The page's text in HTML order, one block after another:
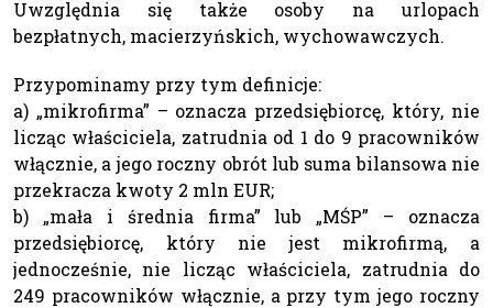
Uwzględnia się także osoby na urlopach
bezpłatnych, macierzyńskich, wychowawczych.
Przypominamy przy tym definicje:
a) „mikrofirma” – oznacza przedsiębiorcę, który, nie
licząc właściciela, zatrudnia od 1 do 9 pracowników
włącznie, a jego roczny obrót lub suma bilansowa nie
przekracza kwoty 2 mln EUR;
b) „mała i średnia firma” lub „MŚP” – oznacza
przedsiębiorcę, który nie jest mikrofirmą, a
jednocześnie, nie licząc właściciela, zatrudnia do
249 pracowników włącznie, a przy tym jego roczny